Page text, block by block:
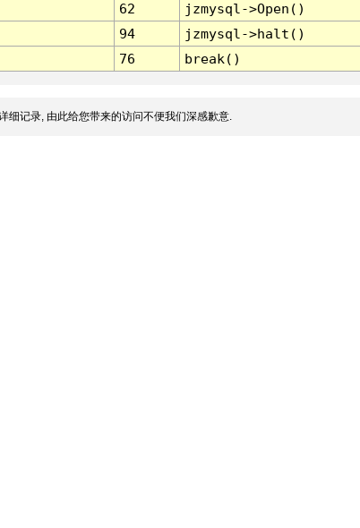
62
jzmysql->Open()
94
jzmysql->halt()
76 break()
细记录, 由此给您带来的访问不便我们深感歉意.